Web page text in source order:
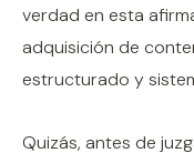
verdad en esta
adquisición de
estructurado y
Quizás, antes de